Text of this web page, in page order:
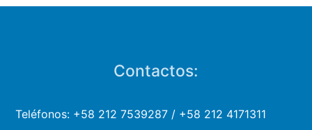
Contactos:
Teléfonos: +58 212 7539287 / +58 212 4171311